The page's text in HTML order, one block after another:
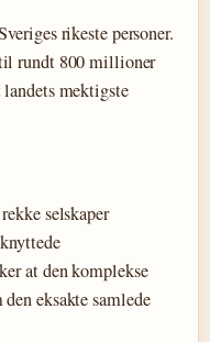
rikeste personer.
rundt 800 millioner
mektigste
selskaper
at den komplekse
eksakte samlede